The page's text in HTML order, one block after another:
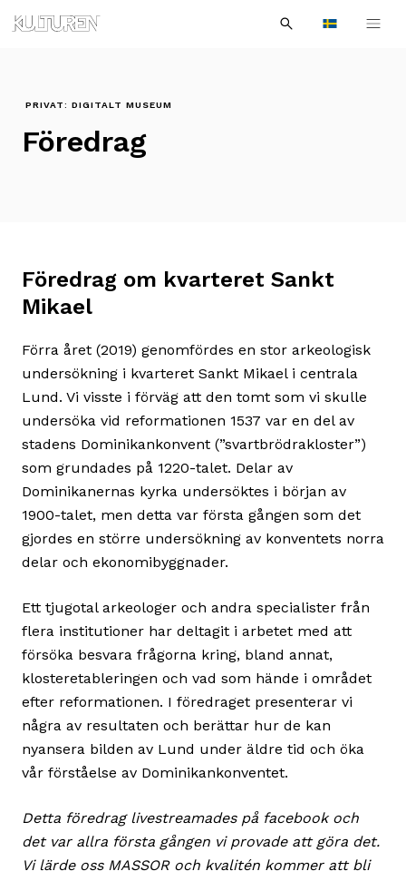
navigationen
innehållet
Languages
efter:
Sök
PRIVAT: DIGITALT MUSEUM
Föredrag
Föredrag om kvarteret Sankt
Mikael
Förra året (2019) genomfördes en stor arkeologisk
undersökning i kvarteret Sankt Mikael i centrala
Lund. Vi visste i förväg att den tomt som vi skulle
undersöka vid reformationen 1537 var en del av
stadens Dominikankonvent (”svartbrödrakloster”)
som grundades på 1220-talet. Delar av
Dominikanernas kyrka undersöktes i början av
1900-talet, men detta var första gången som det
gjordes en större undersökning av konventets norra
delar och ekonomibyggnader.
Ett tjugotal arkeologer och andra specialister från
flera institutioner har deltagit i arbetet med att
försöka besvara frågorna kring, bland annat,
klosteretableringen och vad som hände i området
efter reformationen. I föredraget presenterar vi
några av resultaten och berättar hur de kan
nyansera bilden av Lund under äldre tid och öka
vår förståelse av Dominikankonventet.
Detta föredrag livestreamades på facebook och
det var allra första gången vi provade att göra det.
Vi lärde oss MASSOR och kvalitén kommer att bli